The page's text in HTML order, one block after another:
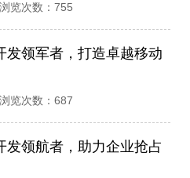
览次数：755
发领军者，打造卓越移动
览次数：687
发领航者，助力企业抢占